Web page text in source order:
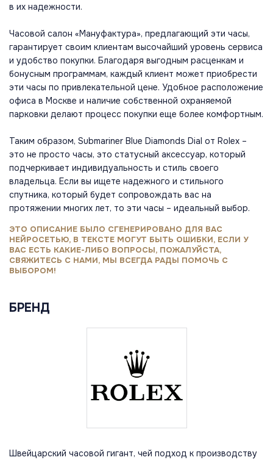
в их надежности.
Часовой салон «Мануфактура», предлагающий эти часы,
гарантирует своим клиентам высочайший уровень сервиса
и удобство покупки. Благодаря выгодным расценкам и
бонусным программам, каждый клиент может приобрести
эти часы по привлекательной цене. Удобное расположение
офиса в Москве и наличие собственной охраняемой
парковки делают процесс покупки еще более комфортным.
Таким образом, Submariner Blue Diamonds Dial от Rolex –
это не просто часы, это статусный аксессуар, который
подчеркивает индивидуальность и стиль своего
владельца. Если вы ищете надежного и стильного
спутника, который будет сопровождать вас на
протяжении многих лет, то эти часы – идеальный выбор.
ЭТО ОПИСАНИЕ БЫЛО СГЕНЕРИРОВАНО ДЛЯ ВАС
НЕЙРОСЕТЬЮ, В ТЕКСТЕ МОГУТ БЫТЬ ОШИБКИ, ЕСЛИ У
ВАС ЕСТЬ КАКИЕ-ЛИБО ВОПРОСЫ, ПОЖАЛУЙСТА,
СВЯЖИТЕСЬ С НАМИ, МЫ ВСЕГДА РАДЫ ПОМОЧЬ С
ВЫБОРОМ!
БРЕНД
Швейцарский часовой гигант, чей подход к производству